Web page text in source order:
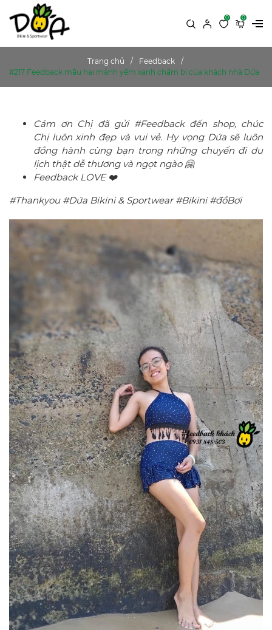
0 0
Trang chủ
Feedback
#217 Feedback mẫu hai mảnh yếm xanh chấm bi của khách nhà Dứa
Cám ơn Chị đã gửi #Feedback đến shop, chúc
Chị luôn xinh đẹp và vui vẻ. Hy vọng Dứa sẽ luôn
đồng hành cùng bạn trong những chuyến đi du
lịch thật dễ thương và ngọt ngào 🤗
Feedback LOVE ❤️
#Thankyou #Dứa Bikini & Sportwear #Bikini #đồBơi